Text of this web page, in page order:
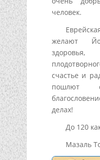
человек.
желают
счастье и
пошлют
делах!
До 120
Мазаль